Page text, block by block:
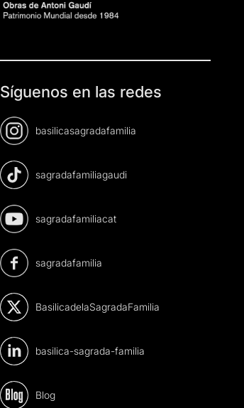
Síguenos en las redes
basilicasagradafamilia
sagradafamiliagaudi
sagradafamiliacat
sagradafamilia
BasilicadelaSagradaFamilia
basilica-sagrada-familia
Blog